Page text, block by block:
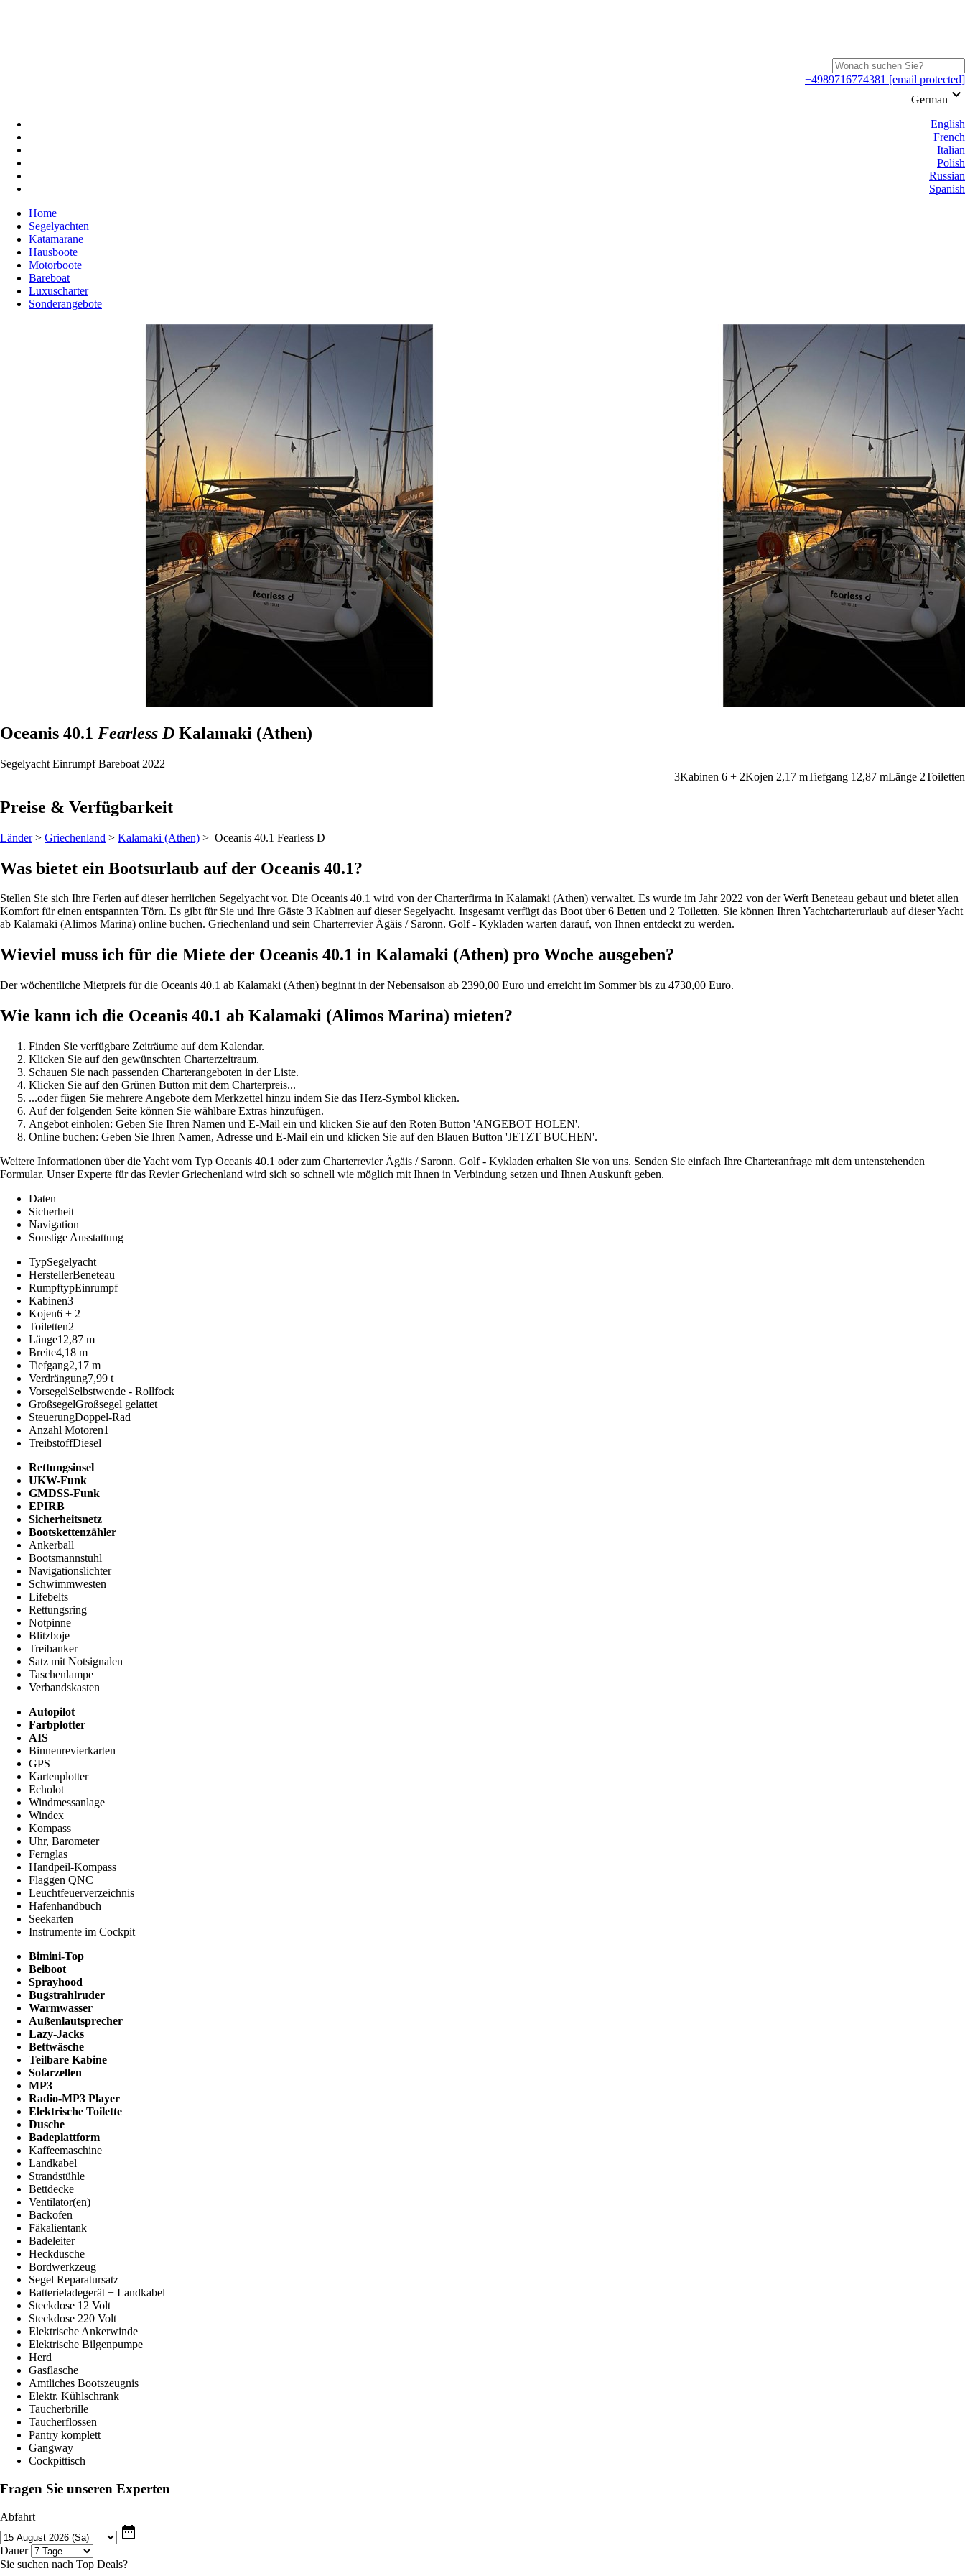
+4989716774381 [email protected]
German keyboard_arrow_down
English
French
Italian
Polish
Russian
Spanish
Home
Segelyachten
Katamarane
Hausboote
Motorboote
Bareboat
Luxuscharter
Sonderangebote
Oceanis 40.1 Fearless D Kalamaki (Athen)
Segelyacht Einrumpf Bareboat 2022
3Kabinen 6 + 2Kojen 2,17 mTiefgang 12,87 mLänge 2Toiletten
Preise & Verfügbarkeit
Länder> Griechenland > Kalamaki (Athen) > Oceanis 40.1 Fearless D
Was bietet ein Bootsurlaub auf der Oceanis 40.1?
Stellen Sie sich Ihre Ferien auf dieser herrlichen Segelyacht vor. Die Oceanis 40.1 wird von der Charterfirma in Kalamaki (Athen) verwaltet. Es wurde im Jahr 2022 von der Werft Beneteau gebaut und bietet allen
Komfort für einen entspannten Törn. Es gibt für Sie und Ihre Gäste 3 Kabinen auf dieser Segelyacht. Insgesamt verfügt das Boot über 6 Betten und 2 Toiletten. Sie können Ihren Yachtcharterurlaub auf dieser Yacht
ab Kalamaki (Alimos Marina) online buchen. Griechenland und sein Charterrevier Ägäis / Saronn. Golf - Kykladen warten darauf, von Ihnen entdeckt zu werden.
Wieviel muss ich für die Miete der Oceanis 40.1 in Kalamaki (Athen) pro Woche ausgeben?
Der wöchentliche Mietpreis für die Oceanis 40.1 ab Kalamaki (Athen) beginnt in der Nebensaison ab 2390,00 Euro und erreicht im Sommer bis zu 4730,00 Euro.
Wie kann ich die Oceanis 40.1 ab Kalamaki (Alimos Marina) mieten?
Finden Sie verfügbare Zeiträume auf dem Kalendar.
Klicken Sie auf den gewünschten Charterzeitraum.
Schauen Sie nach passenden Charterangeboten in der Liste.
Klicken Sie auf den Grünen Button mit dem Charterpreis...
...oder fügen Sie mehrere Angebote dem Merkzettel hinzu indem Sie das Herz-Symbol klicken.
Auf der folgenden Seite können Sie wählbare Extras hinzufügen.
Angebot einholen: Geben Sie Ihren Namen und E-Mail ein und klicken Sie auf den Roten Button 'ANGEBOT HOLEN'.
Online buchen: Geben Sie Ihren Namen, Adresse und E-Mail ein und klicken Sie auf den Blauen Button 'JETZT BUCHEN'.
Weitere Informationen über die Yacht vom Typ Oceanis 40.1 oder zum Charterrevier Ägäis / Saronn. Golf - Kykladen erhalten Sie von uns. Senden Sie einfach Ihre Charteranfrage mit dem untenstehenden
Formular. Unser Experte für das Revier Griechenland wird sich so schnell wie möglich mit Ihnen in Verbindung setzen und Ihnen Auskunft geben.
Daten
Sicherheit
Navigation
Sonstige Ausstattung
TypSegelyacht
HerstellerBeneteau
RumpftypEinrumpf
Kabinen3
Kojen6 + 2
Toiletten2
Länge12,87 m
Breite4,18 m
Tiefgang2,17 m
Verdrängung7,99 t
VorsegelSelbstwende - Rollfock
GroßsegelGroßsegel gelattet
SteuerungDoppel-Rad
Anzahl Motoren1
TreibstoffDiesel
Rettungsinsel
UKW-Funk
GMDSS-Funk
EPIRB
Sicherheitsnetz
Bootskettenzähler
Ankerball
Bootsmannstuhl
Navigationslichter
Schwimmwesten
Lifebelts
Rettungsring
Notpinne
Blitzboje
Treibanker
Satz mit Notsignalen
Taschenlampe
Verbandskasten
Autopilot
Farbplotter
AIS
Binnenrevierkarten
GPS
Kartenplotter
Echolot
Windmessanlage
Windex
Kompass
Uhr, Barometer
Fernglas
Handpeil-Kompass
Flaggen QNC
Leuchtfeuerverzeichnis
Hafenhandbuch
Seekarten
Instrumente im Cockpit
Bimini-Top
Beiboot
Sprayhood
Bugstrahlruder
Warmwasser
Außenlautsprecher
Lazy-Jacks
Bettwäsche
Teilbare Kabine
Solarzellen
MP3
Radio-MP3 Player
Elektrische Toilette
Dusche
Badeplattform
Kaffeemaschine
Landkabel
Strandstühle
Bettdecke
Ventilator(en)
Backofen
Fäkalientank
Badeleiter
Heckdusche
Bordwerkzeug
Segel Reparatursatz
Batterieladegerät + Landkabel
Steckdose 12 Volt
Steckdose 220 Volt
Elektrische Ankerwinde
Elektrische Bilgenpumpe
Herd
Gasflasche
Amtliches Bootszeugnis
Elektr. Kühlschrank
Taucherbrille
Taucherflossen
Pantry komplett
Gangway
Cockpittisch
Fragen Sie unseren Experten
Abfahrt
date_range
Dauer
Sie suchen nach Top Deals?